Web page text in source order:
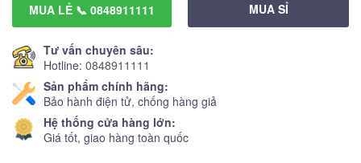
MUA LẺ 📞 0848911111 MUA SỈ
Tư vấn chuyên sâu:
Hotline: 0848911111
Sản phẩm chính hãng:
Bảo hành điện tử, chống hàng giả
Hệ thống cửa hàng lớn:
Giá tốt, giao hàng toàn quốc